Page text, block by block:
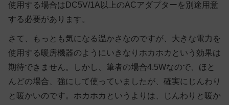
使用する場合はDC5V/1A以上のACアダプターを別途用意
する必要があります。
さて、もっとも気になる温かさなのですが、大きな電力を
使用する暖房機器のようにいきなりホカホカという効果は
期待できません。しかし、筆者の場合4.5Wなので、ほと
んどの場合、強にして使っていましたが、確実にじんわり
と暖かいのです。ホカホカというよりは、じんわりと暖か